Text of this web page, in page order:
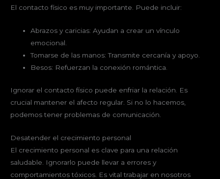
El contacto físico es muy importante. Puede incluir:
Abrazos y caricias: Ayudan a crear un vínculo
emocional.
Tomarse de las manos: Transmite cercanía y apoyo.
Besos: Refuerzan la conexión romántica.
Ignorar el contacto físico puede enfriar la relación. Es
crucial mantener el afecto regular. Si no lo hacemos,
podemos tener problemas de comunicación.
Desatender el crecimiento personal
El crecimiento personal es clave para una relación
saludable. Ignorarlo puede llevar a errores y
comportamientos tóxicos. Es vital trabajar en nosotros